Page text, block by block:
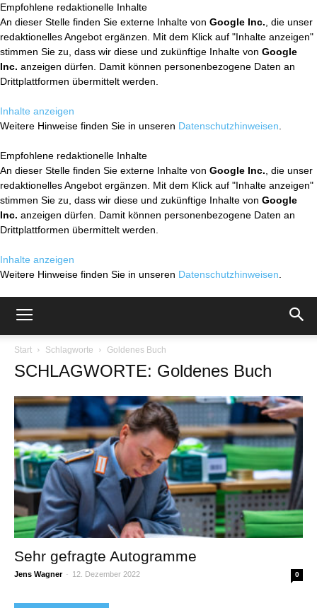
Empfohlene redaktionelle Inhalte
An dieser Stelle finden Sie externe Inhalte von Google Inc. , die unser
redaktionelles Angebot ergänzen. Mit dem Klick auf "Inhalte anzeigen"
stimmen Sie zu, dass wir diese und zukünftige Inhalte von Google
Inc. anzeigen dürfen. Damit können personenbezogene Daten an
Drittplattformen übermittelt werden.
Inhalte anzeigen
Weitere Hinweise finden Sie in unseren Datenschutzhinweisen
Empfohlene redaktionelle Inhalte
An dieser Stelle finden Sie externe Inhalte von Google Inc. , die unser
redaktionelles Angebot ergänzen. Mit dem Klick auf "Inhalte anzeigen"
stimmen Sie zu, dass wir diese und zukünftige Inhalte von Google
Inc. anzeigen dürfen. Damit können personenbezogene Daten an
Drittplattformen übermittelt werden.
Inhalte anzeigen
Weitere Hinweise finden Sie in unseren Datenschutzhinweisen
Start Schlagworte Goldenes Buch
SCHLAGWORTE: Goldenes Buch
Sehr gefragte Autogramme
Jens Wagner - 12. Dezember 2022 0